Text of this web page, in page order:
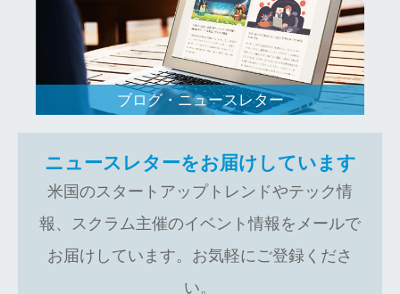
ブログ・ニュースレター
ニュースレターをお届けしています
米国のスタートアップトレンドやテック情
報、スクラム主催のイベント情報をメールで
お届けしています。お気軽にご登録くださ
い。